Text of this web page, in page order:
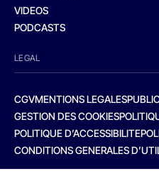
VIDEOS
PODCASTS
LEGAL
CGVMENTIONS LEGALES
GESTION DES COOKIES
POLITIQUE D’ACCESSIBILITE
CONDITIONS GENERALES